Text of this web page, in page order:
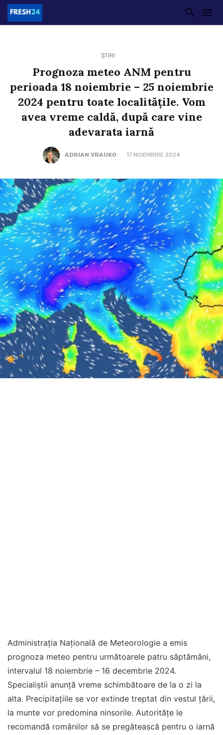
ȘTIRI
Prognoza meteo ANM pentru
perioada 18 noiembrie – 25 noiembrie
2024 pentru toate localitățile. Vom
avea vreme caldă, după care vine
adevarata iarnă
ADRIAN VRAUKO 17 NOIEMBRIE 2024
Administrația Națională de Meteorologie a emis
prognoza meteo pentru următoarele patru săptămâni,
intervalul 18 noiembrie – 16 decembrie 2024.
Specialiştii anunţă vreme schimbătoare de la o zi la
alta. Precipitațiile se vor extinde treptat din vestul țării,
la munte vor predomina ninsorile. Autoritățe le
recomandă românilor să se pregătească pentru o iarnă